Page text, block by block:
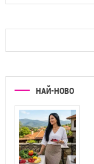
НАЙ-НОВО